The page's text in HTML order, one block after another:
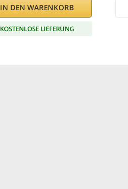
IN DEN WARENKORB
KOSTENLOSE LIEFERUNG